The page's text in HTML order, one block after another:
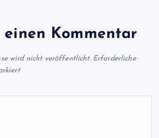
einen Kommentar
wird nicht veröffentlicht. Erforderliche